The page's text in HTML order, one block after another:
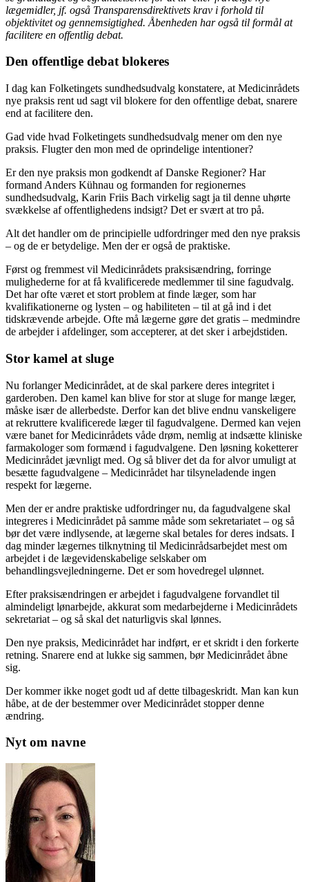
lægemidler, jf. også Transparensdirektivets krav i forhold til
objektivitet og gennemsigtighed. Åbenheden har også til formål at
facilitere en offentlig debat.
Den offentlige debat blokeres
I dag kan Folketingets sundhedsudvalg konstatere, at Medicinrådets
nye praksis rent ud sagt vil blokere for den offentlige debat, snarere
end at facilitere den.
Gad vide hvad Folketingets sundhedsudvalg mener om den nye
praksis. Flugter den mon med de oprindelige intentioner?
Er den nye praksis mon godkendt af Danske Regioner? Har
formand Anders Kühnau og formanden for regionernes
sundhedsudvalg, Karin Friis Bach virkelig sagt ja til denne uhørte
svækkelse af offentlighedens indsigt? Det er svært at tro på.
Alt det handler om de principielle udfordringer med den nye praksis
– og de er betydelige. Men der er også de praktiske.
Først og fremmest vil Medicinrådets praksisændring, forringe
mulighederne for at få kvalificerede medlemmer til sine fagudvalg.
Det har ofte været et stort problem at finde læger, som har
kvalifikationerne og lysten – og habiliteten – til at gå ind i det
tidskrævende arbejde. Ofte må lægerne gøre det gratis – medmindre
de arbejder i afdelinger, som accepterer, at det sker i arbejdstiden.
Stor kamel at sluge
Nu forlanger Medicinrådet, at de skal parkere deres integritet i
garderoben. Den kamel kan blive for stor at sluge for mange læger,
måske især de allerbedste. Derfor kan det blive endnu vanskeligere
at rekruttere kvalificerede læger til fagudvalgene. Dermed kan vejen
være banet for Medicinrådets våde drøm, nemlig at indsætte kliniske
farmakologer som formænd i fagudvalgene. Den løsning koketterer
Medicinrådet jævnligt med. Og så bliver det da for alvor umuligt at
besætte fagudvalgene – Medicinrådet har tilsyneladende ingen
respekt for lægerne.
Men der er andre praktiske udfordringer nu, da fagudvalgene skal
integreres i Medicinrådet på samme måde som sekretariatet – og så
bør det være indlysende, at lægerne skal betales for deres indsats. I
dag minder lægernes tilknytning til Medicinrådsarbejdet mest om
arbejdet i de lægevidenskabelige selskaber om
behandlingsvejledningerne. Det er som hovedregel ulønnet.
Efter praksisændringen er arbejdet i fagudvalgene forvandlet til
almindeligt lønarbejde, akkurat som medarbejderne i Medicinrådets
sekretariat – og så skal det naturligvis skal lønnes.
Den nye praksis, Medicinrådet har indført, er et skridt i den forkerte
retning. Snarere end at lukke sig sammen, bør Medicinrådet åbne
sig.
Der kommer ikke noget godt ud af dette tilbageskridt. Man kan kun
håbe, at de der bestemmer over Medicinrådet stopper denne
ændring.
Nyt om navne